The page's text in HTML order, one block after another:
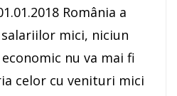
România a
mici, niciun
nu va mai fi
celor cu venituri mici